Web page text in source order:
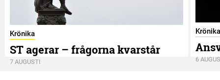
Krönika
ST agerar – frågorna kvarstår
7 AUGUSTI
Krönika
6